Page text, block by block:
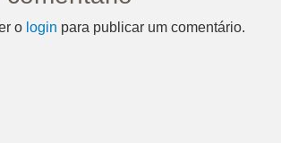
o login para publicar um comentário.